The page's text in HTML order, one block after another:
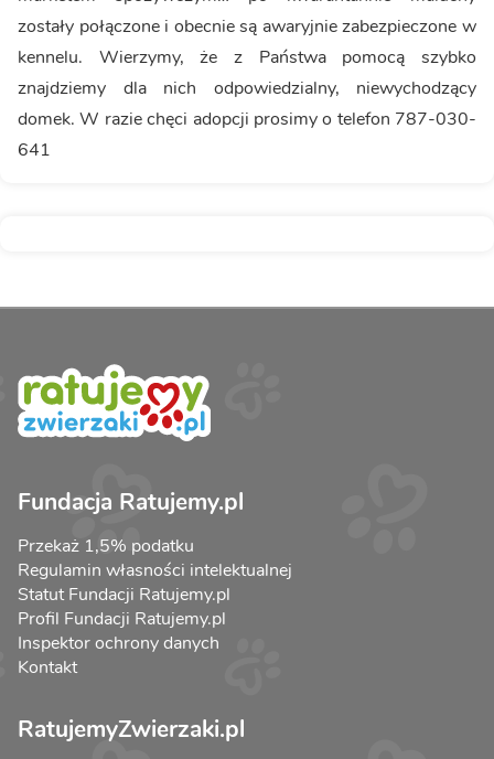
zostały połączone i obecnie są awaryjnie zabezpieczone w
kennelu. Wierzymy, że z Państwa pomocą szybko
znajdziemy dla nich odpowiedzialny, niewychodzący
domek. W razie chęci adopcji prosimy o telefon 787-030-
641
Fundacja Ratujemy.pl
Przekaż 1,5% podatku
Regulamin własności intelektualnej
Statut Fundacji Ratujemy.pl
Profil Fundacji Ratujemy.pl
Inspektor ochrony danych
Kontakt
RatujemyZwierzaki.pl